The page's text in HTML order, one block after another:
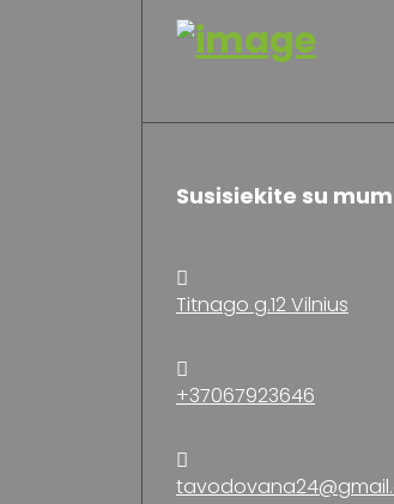
Susisiekite su
Titnago g.12 Vilnius
+37067923646